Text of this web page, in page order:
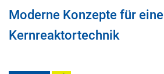
Moderne Konzepte für
Kernreaktortechnik